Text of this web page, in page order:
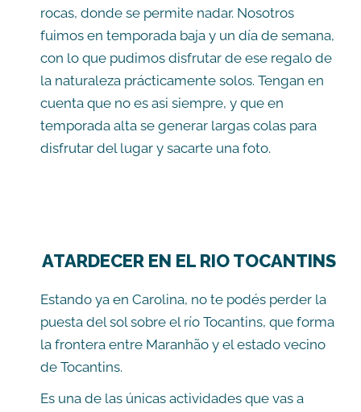
rocas, donde se permite nadar. Nosotros
fuimos en temporada baja y un día de semana,
con lo que pudimos disfrutar de ese regalo de
la naturaleza prácticamente solos. Tengan en
cuenta que no es asi siempre, y que en
temporada alta se generar largas colas para
disfrutar del lugar y sacarte una foto.
ATARDECER EN EL RIO TOCANTINS
Estando ya en Carolina, no te podés perder la
puesta del sol sobre el río Tocantins, que forma
la frontera entre Maranhão y el estado vecino
de Tocantins.
Es una de las únicas actividades que vas a